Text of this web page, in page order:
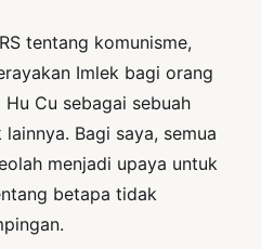
tentang komunisme,
Imlek bagi orang
Cu sebagai sebuah
Bagi saya, semua
menjadi upaya untuk
betapa tidak